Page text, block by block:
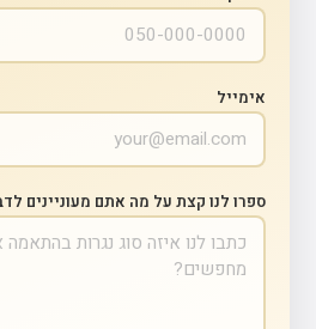
אימייל
ספרו לנו קצת על מה אתם מעוניינים